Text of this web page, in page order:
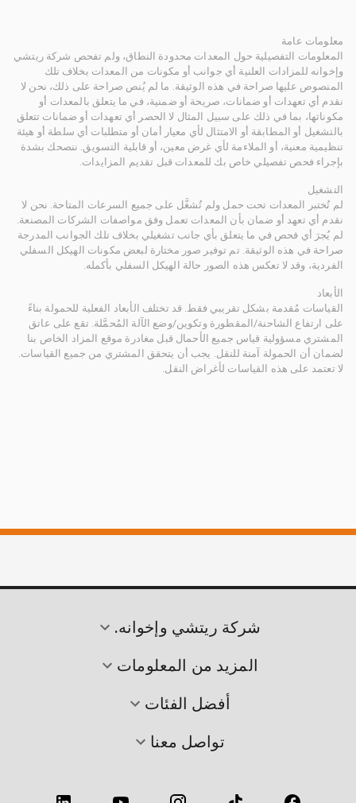
معلومات عامة
المعلومات التفصيلية حول المعدات محدودة النطاق، ولم تفحص شركة ريتشي
وإخوانه للمزادات العلنية أي جوانب أو مكونات من المعدات بخلاف تلك
المنصوص عليها صراحة في هذه الوثيقة. ما لم يُنص صراحة على ذلك، نحن لا
نقدم أي تعهدات أو ضمانات، صريحة أو ضمنية، في ما يتعلق بالمعدات أو
مكوناتها، بما في ذلك على سبيل المثال لا الحصر أي تعهدات أو ضمانات تتعلق
بالتشغيل أو المطابقة أو الامتثال لأي معيار أمان أو متطلبات أي سلطة أو هيئة
تنظيمية معنية، أو الملاءمة لأي غرض معين، أو قابلية التسويق. ننصحك بشدة
بإجراء فحص تفصيلي خاص بك للمعدات قبل تقديم المزايدات.
التشغيل
لم تُختبر المعدات تحت حمل ولم تُشغَّل على جميع السرعات المتاحة. نحن لا
نقدم أي تعهد أو ضمان بأن المعدات تعمل وفق مواصفات الشركات المصنعة.
لم يُجرَ أي فحص في ما يتعلق بأي جانب تشغيلي بخلاف تلك الجوانب المدرجة
صراحة في هذه الوثيقة. تم توفير صور مختارة لبعض مكونات الهيكل السفلي
الفردية، وقد لا تعكس هذه الصور حالة الهيكل السفلي بأكمله.
الأبعاد
القياسات مُقدمة بشكل تقريبي فقط. قد تختلف الأبعاد الفعلية للحمولة بناءً
على ارتفاع الشاحنة/المقطورة وتكوين/وضع الآلة المُحمَّلة. تقع على عاتق
المشتري مسؤولية قياس جميع الأحمال قبل مغادرة موقع المزاد الخاص بنا
لضمان أن الحمولة آمنة للنقل. يجب أن يتحقق المشتري من جميع القياسات.
لا تعتمد على هذه القياسات لأغراض النقل.
شركة ريتشي وإخوانه.
المزيد من المعلومات
أفضل الفئات
تواصل معنا